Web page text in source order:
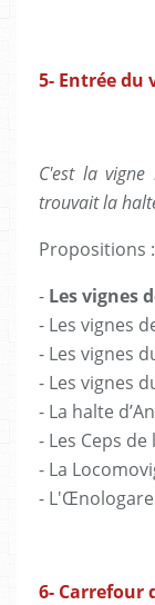
5- Entrée du
C'est la
trouvait la
Propositions :
- Les vignes
- Les vignes
- Les vignes
- Les vignes
- La halte
- Les Ceps
- La
- L'Œnologare
6- Carrefour